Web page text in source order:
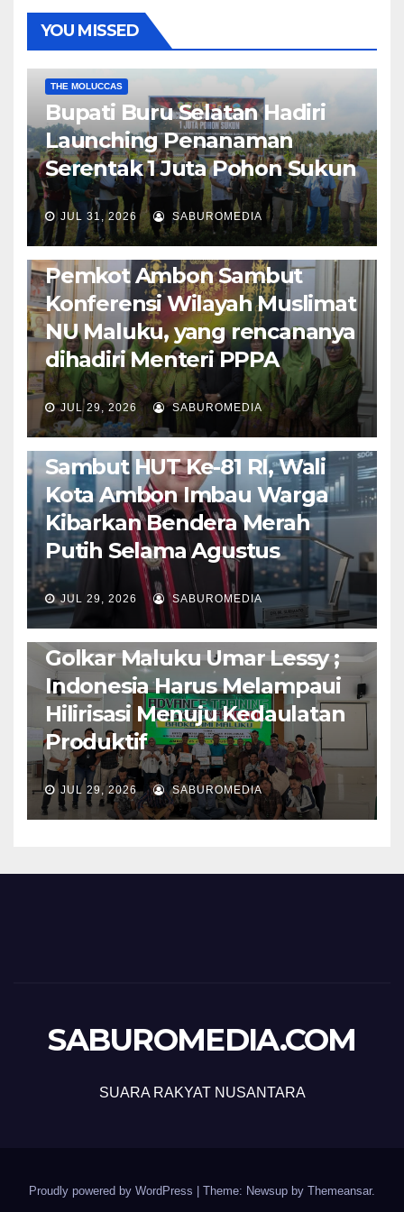
YOU MISSED
THE MOLUCCAS
Bupati Buru Selatan Hadiri
Launching Penanaman
Serentak 1 Juta Pohon Sukun
JUL 31, 2026 SABUROMEDIA
AMBON METRO JURNALISME AKTIVIS
POLITIK & PEMERINTAHAN
Pemkot Ambon Sambut
Konferensi Wilayah Muslimat
NU Maluku, yang rencananya
dihadiri Menteri PPPA
JUL 29, 2026 SABUROMEDIA
AMBON METRO POLITIK & PEMERINTAHAN
Sambut HUT Ke-81 RI, Wali
Kota Ambon Imbau Warga
Kibarkan Bendera Merah
Putih Selama Agustus
JUL 29, 2026 SABUROMEDIA
AMBON METRO JURNALISME AKTIVIS
PENDIDIKAN & OLAHRAGA THE MOLUCCAS
Isi Materi LK-III HMI, Ketua
Golkar Maluku Umar Lessy ;
Indonesia Harus Melampaui
Hilirisasi Menuju Kedaulatan
Produktif
JUL 29, 2026 SABUROMEDIA
SABUROMEDIA.COM
SUARA RAKYAT NUSANTARA
Proudly powered by WordPress Theme: Newsup by Themeansar.